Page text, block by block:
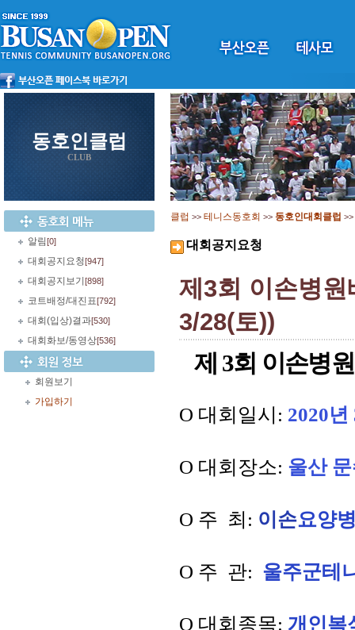
동호인클럽
CLUB
알림[0]
대회공지요청[947]
대회공지보기 [898]
코트배정/대진표[792]
대회(입상)결과[530]
대회화보/동영상[536]
회원보기
가입하기
클럽 >> 테니스동호회 >> 동호인대회클럽 >>
대회공지요청
제3회 이손병
3/28(토))
제 3회 이손병
O 대회일시 : 2020
O 대 회장소: 울산
O 주 최 : 이손요양
O 주 관: 울주군테
O 대회종목: 개인복